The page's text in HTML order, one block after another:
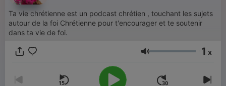
Ta vie chrétienne est un podcast chrétien , touchant les sujets
autour de la foi Chrétienne pour t'encourager et te soutenir
dans ta vie de foi.
Lautstärke 1 x